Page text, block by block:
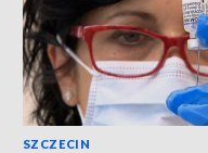
SZCZECIN